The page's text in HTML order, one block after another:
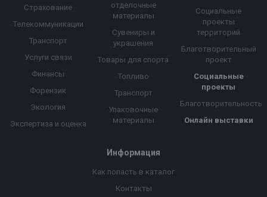
Страхование
Телекоммуникации
Транспорт
Услуги связи
Финансы
Форензик
Экология
Экспертиза и оценка
отделочные
материалы
Сувениры и
украшения
Товары для спорта
Топливо
Транспорт
Упаковочные
материалы
Социальные
проекты
территорий
Благотворительный
проект
Социальные
проекты
Благотворительность
Онлайн выставки
Информация
Как попасть в каталог
Контакты